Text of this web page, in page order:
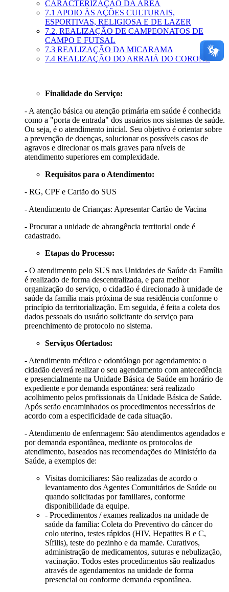
CARACTERIZAÇÃO DA ÁREA
7.1 APOIO ÀS AÇÕES CULTURAIS,
ESPORTIVAS, RELIGIOSA E DE LAZER
7.2. REALIZAÇÃO DE CAMPEONATOS DE
CAMPO E FUTSAL
7.3 REALIZAÇÃO DA MICARAMA
7.4 REALIZAÇÃO DO ARRAIÁ DO CORONÉ
Finalidade do Serviço:
- A atenção básica ou atenção primária em saúde é conhecida
como a "porta de entrada" dos usuários nos sistemas de saúde.
Ou seja, é o atendimento inicial. Seu objetivo é orientar sobre
a prevenção de doenças, solucionar os possíveis casos de
agravos e direcionar os mais graves para níveis de
atendimento superiores em complexidade.
Requisitos para o Atendimento:
- RG, CPF e Cartão do SUS
- Atendimento de Crianças: Apresentar Cartão de Vacina
- Procurar a unidade de abrangência territorial onde é
cadastrado.
Etapas do Processo:
- O atendimento pelo SUS nas Unidades de Saúde da Família
é realizado de forma descentralizada, e para melhor
organização do serviço, o cidadão é direcionado à unidade de
saúde da família mais próxima de sua residência conforme o
princípio da territorialização. Em seguida, é feita a coleta dos
dados pessoais do usuário solicitante do serviço para
preenchimento de protocolo no sistema.
Serviços Ofertados:
- Atendimento médico e odontólogo por agendamento: o
cidadão deverá realizar o seu agendamento com antecedência
e presencialmente na Unidade Básica de Saúde em horário de
expediente e por demanda espontânea: será realizado
acolhimento pelos profissionais da Unidade Básica de Saúde.
Após serão encaminhados os procedimentos necessários de
acordo com a especificidade de cada situação.
- Atendimento de enfermagem: São atendimentos agendados e
por demanda espontânea, mediante os protocolos de
atendimento, baseados nas recomendações do Ministério da
Saúde, a exemplos de:
Visitas domiciliares: São realizadas de acordo o
levantamento dos Agentes Comunitários de Saúde ou
quando solicitadas por familiares, conforme
disponibilidade da equipe.
- Procedimentos / exames realizados na unidade de
saúde da família: Coleta do Preventivo do câncer do
colo uterino, testes rápidos (HIV, Hepatites B e C,
Sífilis), teste do pezinho e da mamãe. Curativos,
administração de medicamentos, suturas e nebulização,
vacinação. Todos estes procedimentos são realizados
através de agendamentos na unidade de forma
presencial ou conforme demanda espontânea.